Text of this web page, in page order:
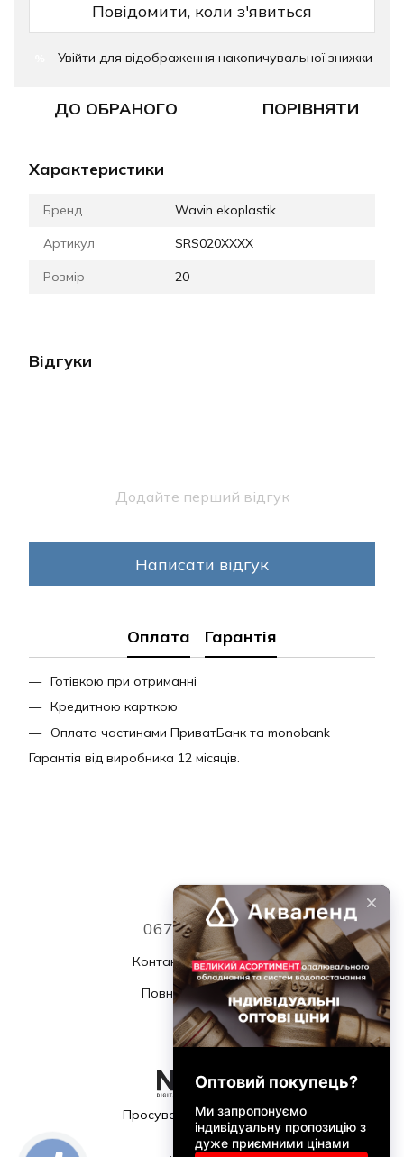
Повідомити, коли з'явиться
Увійти для відображення накопичувальної знижки
ДО ОБРАНОГО ПОРІВНЯТИ
Характеристики
Бренд Wavin ekoplastik
Артикул SRS020XXXX
Розмір 20
Відгуки
Додайте перший відгук
Написати відгук
Оплата Гарантія
Готівкою при отриманні
Кредитною карткою
Оплата частинами ПриватБанк та monobank
Гарантія від виробника 12 місяців.
067 339 7768
Контактна інформація
Повна версія сайту
© 2026
Просування та підтримка